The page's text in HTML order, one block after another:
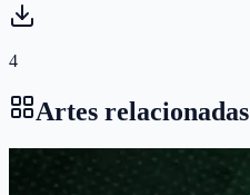
4
Artes relacionadas